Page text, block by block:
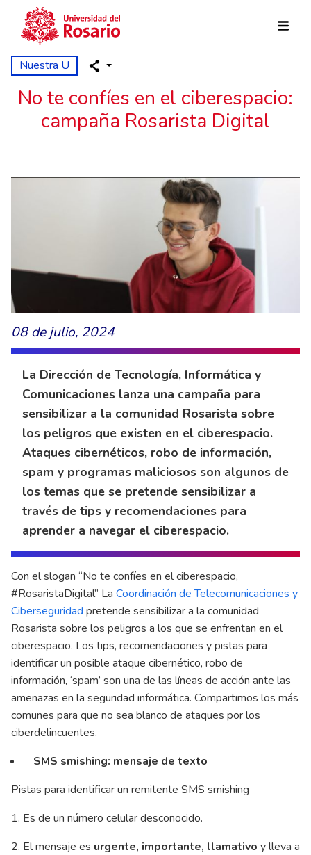
Pasar al contenido principal
Nuestra U
No te confíes en el ciberespacio:
campaña Rosarista Digital
08 de julio, 2024
La Dirección de Tecnología, Informática y
Comunicaciones lanza una campaña para
sensibilizar a la comunidad Rosarista sobre
los peligros que existen en el ciberespacio.
Ataques cibernéticos, robo de información,
spam y programas maliciosos son algunos de
los temas que se pretende sensibilizar a
través de tips y recomendaciones para
aprender a navegar el ciberespacio.
Con el slogan “No te confíes en el ciberespacio,
#RosaristaDigital” La Coordinación de Telecomunicaciones y
Ciberseguridad pretende sensibilizar a la comunidad
Rosarista sobre los peligros a los que se enfrentan en el
ciberespacio. Los tips, recomendaciones y pistas para
identificar un posible ataque cibernético, robo de
información, ‘spam’ son una de las líneas de acción ante las
amenazas en la seguridad informática. Compartimos los más
comunes para que no sea blanco de ataques por los
ciberdelincuentes.
SMS smishing: mensaje de texto
Pistas para identificar un remitente SMS smishing
1. Es de un número celular desconocido.
2. El mensaje es urgente, importante, llamativo y lleva a